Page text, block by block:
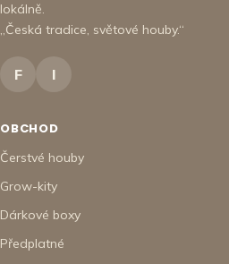
lokálně.
„Česká tradice, světové houby.“
F I
OBCHOD
Čerstvé houby
Grow-kity
Dárkové boxy
Předplatné